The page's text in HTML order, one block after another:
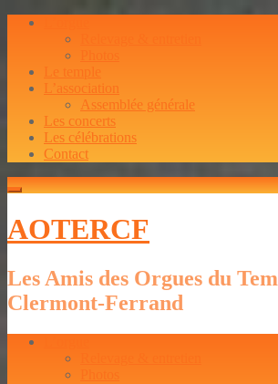
Le temple
L’association
Assemblée générale
Les concerts
Les célébrations
Contact
AOTERCF
Les Amis des Orgues du
Clermont-Ferrand